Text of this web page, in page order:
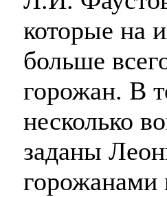
которые на
больше
горожан. В
несколько
заданы
горожанами